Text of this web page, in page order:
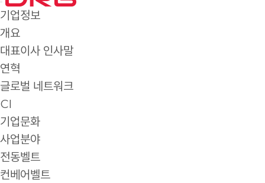
기업정보
개요
대표이사 인사말
연혁
글로벌 네트워크
CI
기업문화
사업분야
전동벨트
컨베어벨트